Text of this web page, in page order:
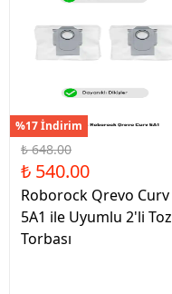
%17 İndirim
₺ 648.00
₺ 540.00
Roborock Qrevo Curv
5A1 ile Uyumlu 2'li Toz
Torbası